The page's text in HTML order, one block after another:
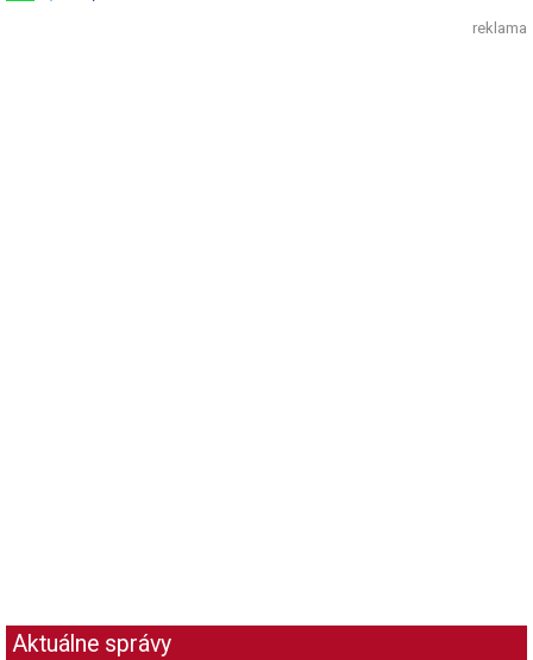
reklama
Aktuálne správy